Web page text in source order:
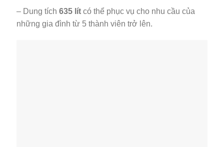
– Dung tích 635 lít có thể phục vụ cho nhu cầu của
những gia đình từ 5 thành viên trở lên.